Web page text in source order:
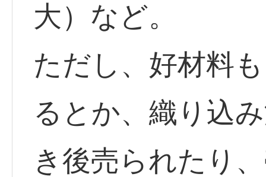
大）など。
ただし、好材料
るとか、織り込
き後売られたり